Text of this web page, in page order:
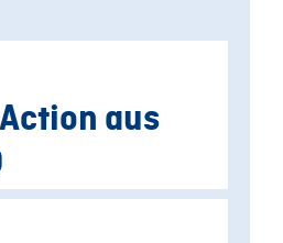
aus